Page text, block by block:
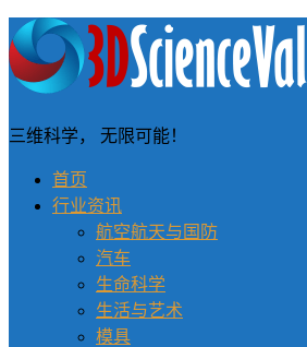
三维科学， 无限可能！
首页
行业资讯
航空航天与国防
汽车
生命科学
生活与艺术
模具